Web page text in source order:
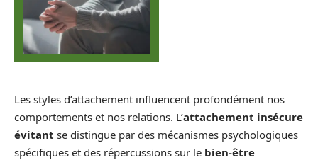
Les styles d’attachement influencent profondément nos
comportements et nos relations. L’attachement insécure
évitant se distingue par des mécanismes psychologiques
spécifiques et des répercussions sur le bien-être